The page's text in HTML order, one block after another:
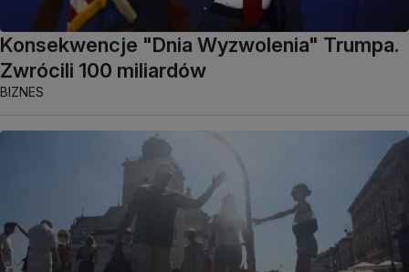
Konsekwencje "Dnia Wyzwolenia" Trumpa.
Zwrócili 100 miliardów
BIZNES